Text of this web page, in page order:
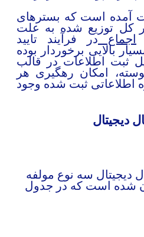
است که بسترهای
توزیع شده به علت
در فرآیند تایید
بالایی برخوردار بوده
اطلاعات در قالب
امکان رهگیری هر
ثبت شده وجود
سه نوع مولفه
است که در جدول